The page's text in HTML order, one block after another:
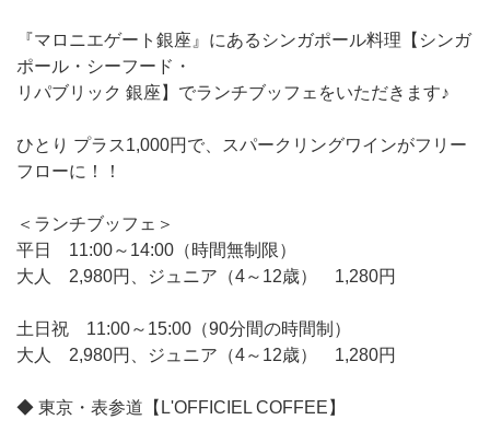
『マロニエゲート銀座』にあるシンガポール料理【シンガ
ポール・シーフード・
リパブリック 銀座】でランチブッフェをいただきます♪
ひとり プラス1,000円で、スパークリングワインがフリー
フローに！！
＜ランチブッフェ＞
平日 11:00～14:00（時間無制限）
大人 2,980円、ジュニア（4～12歳） 1,280円
土日祝 11:00～15:00（90分間の時間制）
大人 2,980円、ジュニア（4～12歳） 1,280円
◆ 東京・表参道【L'OFFICIEL COFFEE】